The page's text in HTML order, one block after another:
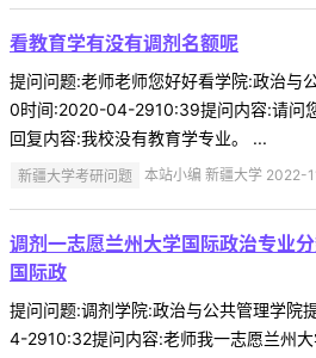
看教育学有没有调剂名额呢
提问问题:老师老师您好好看学院:政治
0时间:2020-04-2910:39提问内容:请问
回复内容:我校没有教育学专业。 ...
新疆大学考研问题 本站小编 新疆大学 2022-
调剂一志愿兰州大学国际政治专业
国际政
提问问题:调剂学院:政治与公共管理学
4-2910:32提问内容:老师我一志愿兰州